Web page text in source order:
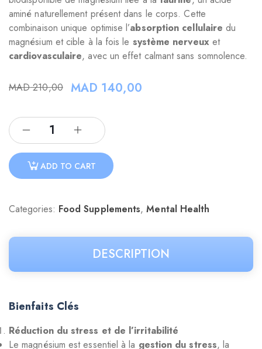
aminé naturellement présent dans le corps. Cette
combinaison unique optimise l’absorption cellulaire du
magnésium et cible à la fois le système nerveuxet
cardiovasculaire, avec un effet calmant sans somnolence.
MAD210,00 MAD 140,00
ADD TO CART
Categories: Food Supplements,Mental Health
DESCRIPTION
Bienfaits Clés
Réduction du stress et de l’irritabilité
Le magnésium est essentiel à la gestion du stress, la